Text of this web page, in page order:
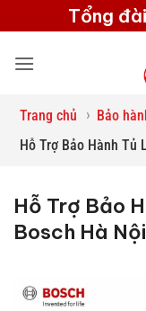
qua
nội
Tổng
Trang chủ › Bảo
Hỗ Trợ Bảo Hành Tủ
Hỗ Trợ Bảo
Bosch Hà Nội